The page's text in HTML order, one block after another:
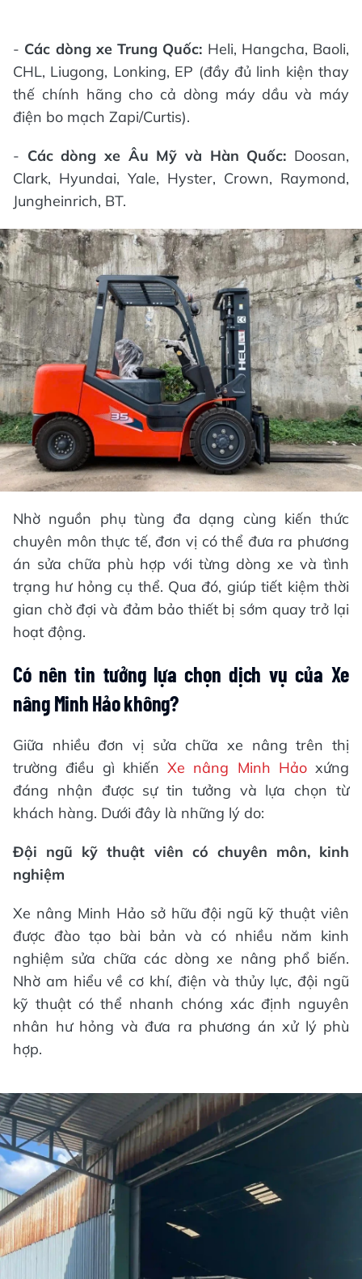
- Các dòng xe Trung Quốc: Heli, Hangcha, Baoli,
CHL, Liugong, Lonking, EP (đầy đủ linh kiện thay
thế chính hãng cho cả dòng máy dầu và máy
điện bo mạch Zapi/Curtis).
- Các dòng xe Âu Mỹ và Hàn Quốc: Doosan,
Clark, Hyundai, Yale, Hyster, Crown, Raymond,
Jungheinrich, BT.
Nhờ nguồn phụ tùng đa dạng cùng kiến thức
chuyên môn thực tế, đơn vị có thể đưa ra phương
án sửa chữa phù hợp với từng dòng xe và tình
trạng hư hỏng cụ thể. Qua đó, giúp tiết kiệm thời
gian chờ đợi và đảm bảo thiết bị sớm quay trở lại
hoạt động.
Có nên tin tưởng lựa chọn dịch vụ của Xe
nâng Minh Hảo không?
Giữa nhiều đơn vị sửa chữa xe nâng trên thị
trường điều gì khiến Xe nâng Minh Hảoxứng
đáng nhận được sự tin tưởng và lựa chọn từ
khách hàng. Dưới đây là những lý do:
Đội ngũ kỹ thuật viên có chuyên môn, kinh
nghiệm
Xe nâng Minh Hảo sở hữu đội ngũ kỹ thuật viên
được đào tạo bài bản và có nhiều năm kinh
nghiệm sửa chữa các dòng xe nâng phổ biến.
Nhờ am hiểu về cơ khí, điện và thủy lực, đội ngũ
kỹ thuật có thể nhanh chóng xác định nguyên
nhân hư hỏng và đưa ra phương án xử lý phù
hợp.